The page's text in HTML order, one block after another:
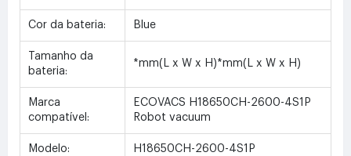
Cor da bateria: Blue
Tamanho da
bateria:
*mm(L x W x H)*mm(L x W x H)
Marca
compatível:
ECOVACS H18650CH-2600-4S1P
Robot vacuum
Modelo: H18650CH-2600-4S1P